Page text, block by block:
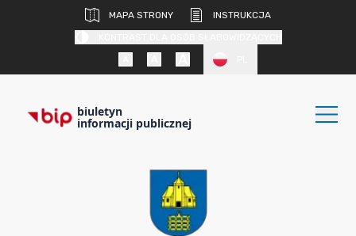
MAPA STRONY
INSTRUKCJA
biuletyn
informacji publicznej